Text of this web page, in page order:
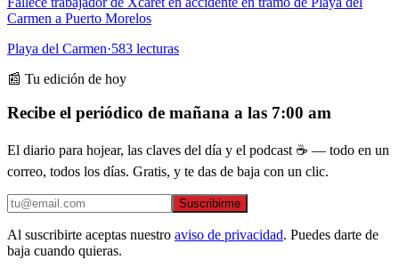
Carmen a Puerto Morelos
Playa del Carmen·583 lecturas
📰 Tu edición de hoy
Recibe el periódico de mañana a las 7:00 am
El diario para hojear, las claves del día y el podcast ☕ — todo en un
correo, todos los días. Gratis, y te das de baja con un clic.
Suscribirme
Al suscribirte aceptas nuestro aviso de privacidad. Puedes darte de
baja cuando quieras.